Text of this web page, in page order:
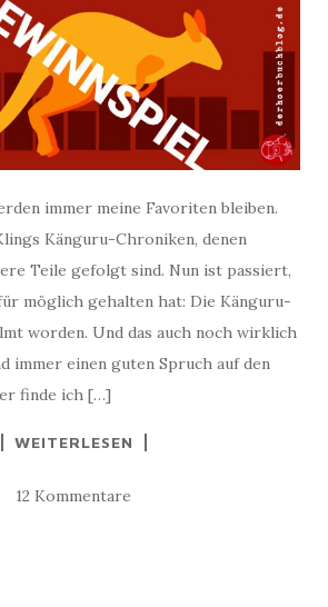
immer meine Favoriten bleiben.
Känguru-Chroniken, denen
Teile gefolgt sind. Nun ist passiert,
möglich gehalten hat: Die Känguru-
worden. Und das auch noch wirklich
immer einen guten Spruch auf den
finde ich […]
WEITERLESEN
12 Kommentare